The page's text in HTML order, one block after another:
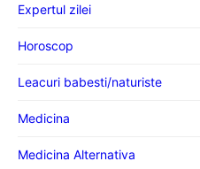
Expertul zilei
Horoscop
Leacuri babesti/naturiste
Medicina
Medicina Alternativa